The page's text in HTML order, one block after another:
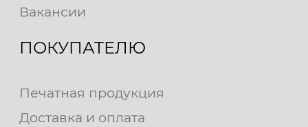
Вакансии
ПОКУПАТЕЛЮ
Печатная продукция
Доставка и оплата